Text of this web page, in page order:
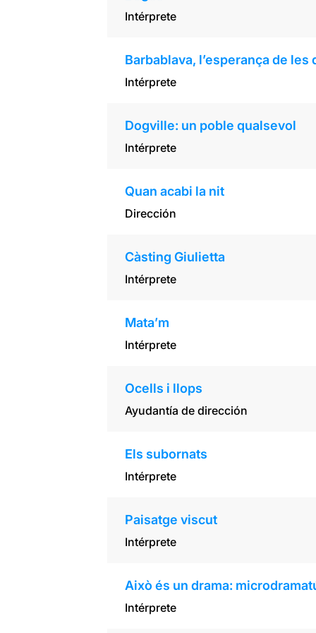
Intérprete
Barbablava, l’esperança de les
Intérprete
Dogville: un poble qualsevol
Intérprete
Quan acabi la nit
Dirección
Càsting Giulietta
Intérprete
Mata’m
Intérprete
Ocells i llops
Ayudantía de dirección
Els subornats
Intérprete
Paisatge viscut
Intérprete
Això és un drama:
Intérprete